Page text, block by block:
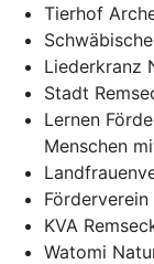
Tierhof
Liederkranz
Stadt
Lernen
Menschen
KVA
Watomi